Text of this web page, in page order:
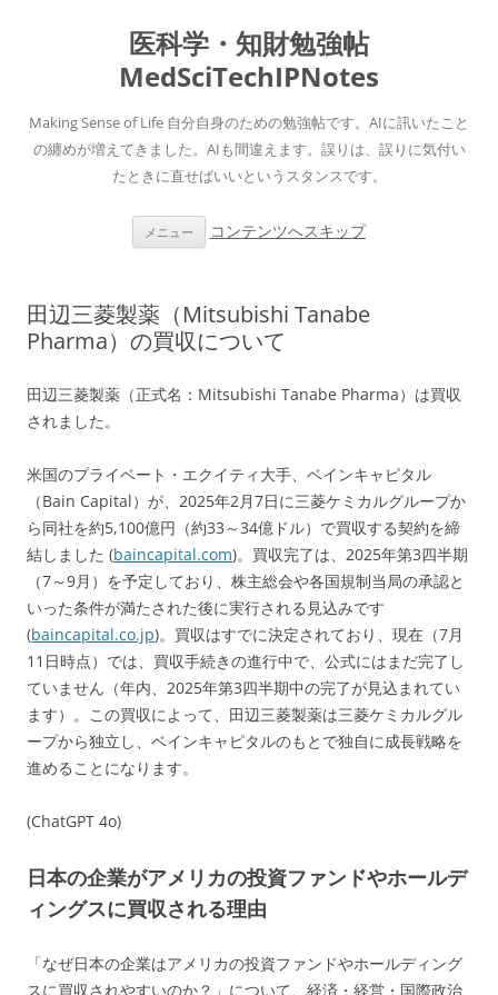
医科学・知財勉強帖
MedSciTechIPNotes
Making Sense of Life 自分自身のための勉強帖です。AIに訊いたこと
の纏めが増えてきました。AIも間違えます。誤りは、誤りに気付い
たときに直せばいいというスタンスです。
メニュー コンテンツへスキップ
田辺三菱製薬（Mitsubishi Tanabe
Pharma）の買収について
田辺三菱製薬（正式名：Mitsubishi Tanabe Pharma）は買収
されました。
米国のプライベート・エクイティ大手、ベインキャピタル
（Bain Capital）が、2025年2月7日に三菱ケミカルグループか
ら同社を約5,100億円（約33～34億ドル）で買収する契約を締
結しました (baincapital.com)。買収完了は、2025年第3四半期
（7～9月）を予定しており、株主総会や各国規制当局の承認と
いった条件が満たされた後に実行される見込みです
(baincapital.co.jp)。買収はすでに決定されており、現在（7月
11日時点）では、買収手続きの進行中で、公式にはまだ完了し
ていません（年内、2025年第3四半期中の完了が見込まれてい
ます）。この買収によって、田辺三菱製薬は三菱ケミカルグル
ープから独立し、ベインキャピタルのもとで独自に成長戦略を
進めることになります。
(ChatGPT 4o)
日本の企業がアメリカの投資ファンドやホールデ
ィングスに買収される理由
「なぜ日本の企業はアメリカの投資ファンドやホールディング
スに買収されやすいのか？」について、経済・経営・国際政治